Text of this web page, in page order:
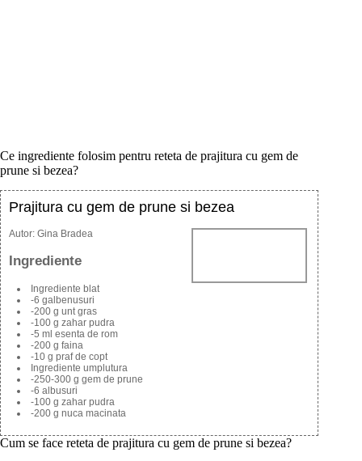
Ce ingrediente folosim pentru reteta de prajitura cu gem de
prune si bezea?
Prajitura cu gem de prune si bezea
Autor: Gina Bradea
Ingrediente
Ingrediente blat
-6 galbenusuri
-200 g unt gras
-100 g zahar pudra
-5 ml esenta de rom
-200 g faina
-10 g praf de copt
Ingrediente umplutura
-250-300 g gem de prune
-6 albusuri
-100 g zahar pudra
-200 g nuca macinata
Cum se face reteta de prajitura cu gem de prune si bezea?